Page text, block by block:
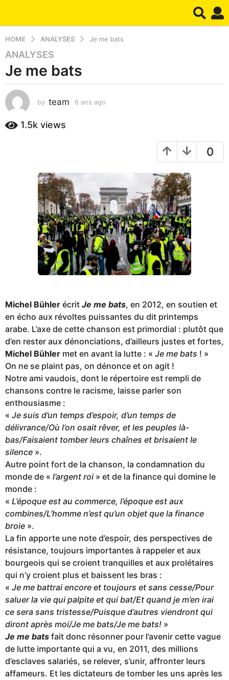
HOME ANALYSES Je me bats
6
n
s
a
o
ANALYSES
Je me bats
by team 6 ans ago
1.5k views
0
Michel Bühler écrit Je me bats, en 2012, en soutien et
en écho aux révoltes puissantes du dit printemps
arabe. L’axe de cette chanson est primordial : plutôt que
d’en rester aux dénonciations, d’ailleurs justes et fortes,
Michel Bühler met en avant la lutte : « Je me bats ! »
On ne se plaint pas, on dénonce et on agit !
Notre ami vaudois, dont le répertoire est rempli de
chansons contre le racisme, laisse parler son
enthousiasme :
« Je suis d’un temps d’espoir, d’un temps de
délivrance/Où l’on osait rêver, et les peuples là-
bas/Faisaient tomber leurs chaînes et brisaient le
silence ».
Autre point fort de la chanson, la condamnation du
monde de « l’argent roi » et de la finance qui domine le
monde :
« L’époque est au commerce, l’époque est aux
combines/L’homme n’est qu’un objet que la finance
broie ».
La fin apporte une note d’espoir, des perspectives de
résistance, toujours importantes à rappeler et aux
bourgeois qui se croient tranquilles et aux prolétaires
qui n’y croient plus et baissent les bras :
« Je me battrai encore et toujours et sans cesse/Pour
saluer la vie qui palpite et qui bat/Et quand je m’en irai
ce sera sans tristesse/Puisque d’autres viendront qui
diront après moi/Je me bats/Je me bats! »
Je me bats fait donc résonner pour l’avenir cette vague
de lutte importante qui a vu, en 2011, des millions
d’esclaves salariés, se relever, s’unir, affronter leurs
affameurs. Et les dictateurs de tomber les uns après les